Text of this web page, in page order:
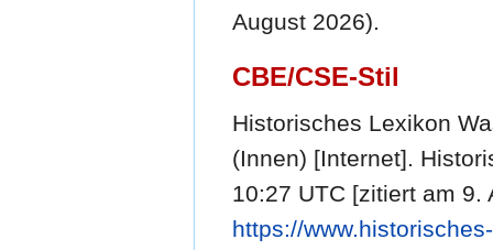
August 2026).
CBE/CSE-Stil
Historisches Lexikon
(Innen) [Internet].
10:27 UTC [zitiert am 9.
https://